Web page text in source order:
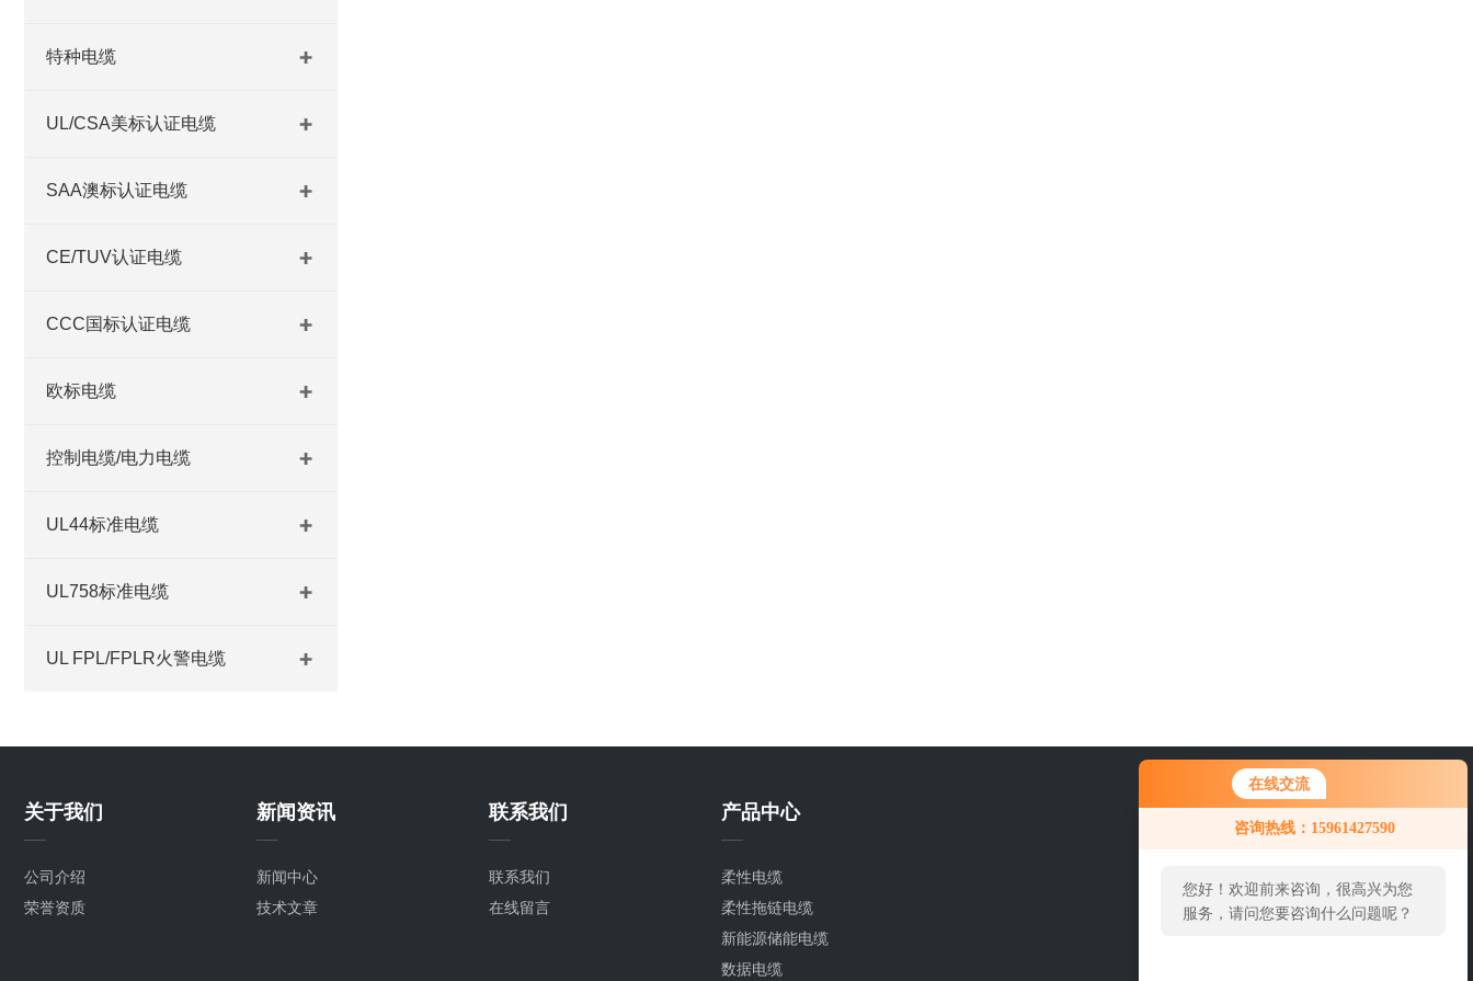
在线交流
咨询热线：15961427590
您好！欢迎前来咨询，很高兴为您
服务，请问您要咨询什么问题呢？
特种电缆
UL/CSA美标认证电缆
SAA澳标认证电缆
CE/TUV认证电缆
CCC国标认证电缆
欧标电缆
控制电缆/电力电缆
UL44标准电缆
UL758标准电缆
UL FPL/FPLR火警电缆
关于我们
公司介绍
荣誉资质
新闻资讯
新闻中心
技术文章
联系我们
联系我们
在线留言
产品中心
柔性电缆
柔性拖链电缆
新能源储能电缆
数据电缆
0519-86922571